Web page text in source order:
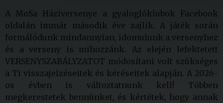
A MoSa Háziversenye a gyaloglóklubok Facebook
oldalán immár második éve zajlik. A játék során
formálódunk mindannyian, idomulunk a versenyhez
és a verseny is mihozzánk. Az elején lefektetett
VERSENYSZABÁLYZATOT módosítani volt szükséges
a Ti visszajelzéseitek és kéréseitek alapján. A 2026-
os évben is változtatnunk kell! Többen
megkerestetek bennünket, és kértétek, hogy annak